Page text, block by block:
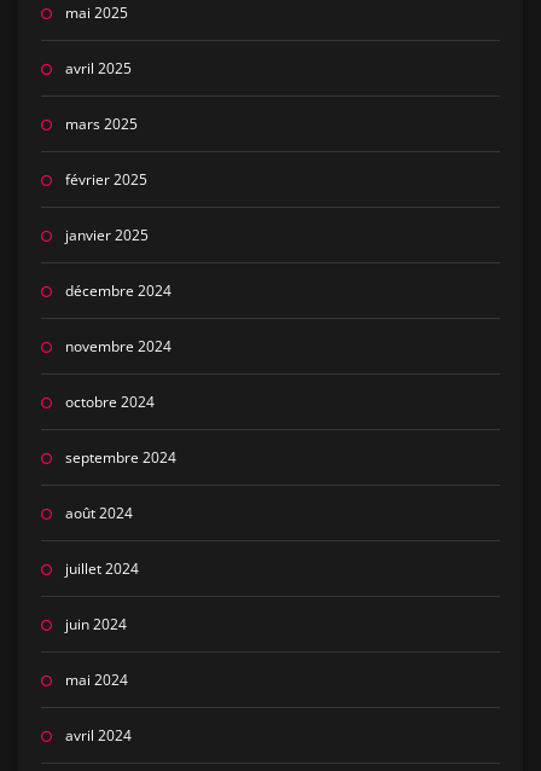
mai 2025
avril 2025
mars 2025
février 2025
janvier 2025
décembre 2024
novembre 2024
octobre 2024
septembre 2024
août 2024
juillet 2024
juin 2024
mai 2024
avril 2024